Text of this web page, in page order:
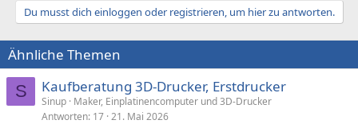
Du musst dich einloggen oder registrieren, um hier zu antworten.
Ähnliche Themen
S Kaufberatung 3D-Drucker, Erstdrucker
Sinup Maker, Einplatinencomputer und 3D-Drucker
Antworten 17 21. Mai 2026